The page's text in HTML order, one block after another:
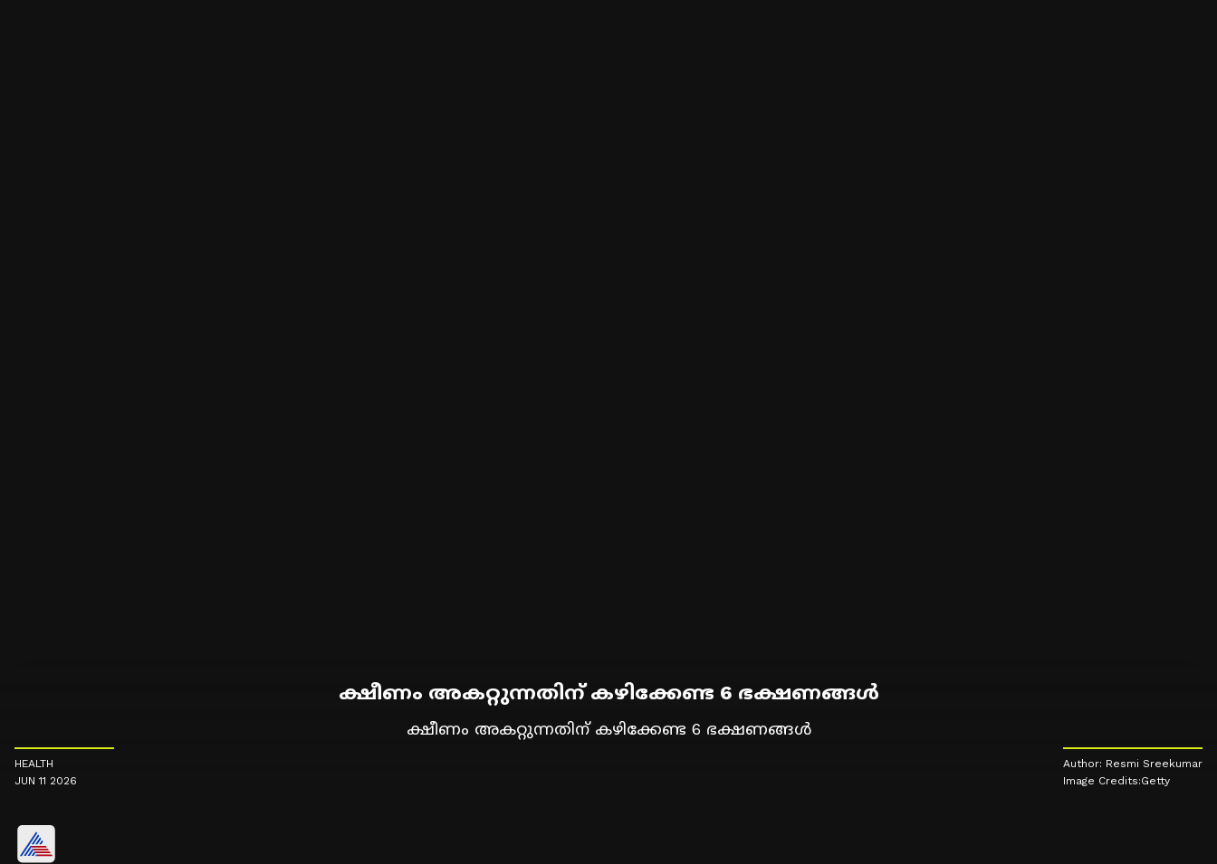
ക്ഷീണം അകറ്റുന്നതിന് കഴിക്കേണ്ട 6 ഭക്ഷണങ്ങൾ
ക്ഷീണം അകറ്റുന്നതിന് കഴിക്കേണ്ട 6 ഭക്ഷണങ്ങൾ
HEALTH
JUN 11 2026
Author: Resmi Sreekumar
Image Credits:Getty